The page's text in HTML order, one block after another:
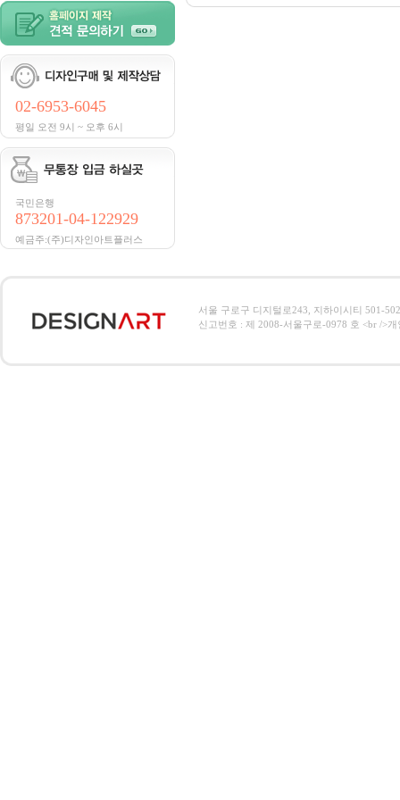
02-6953-6045
평일 오전 9시 ~ 오후 6시
국민은행
873201-04-122929
예금주:(주)디자인아트플러스
서울 구로구 디지털로243, 지하이시티 501-
신고번호 : 제 2008-서울구로-0978 호 <br />